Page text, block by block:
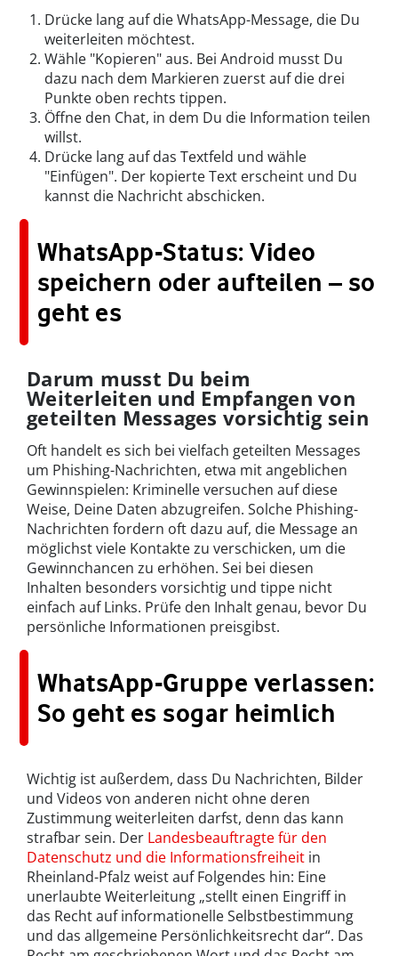
Drücke lang auf die WhatsApp-Message, die Du
weiterleiten möchtest.
Wähle "Kopieren" aus. Bei Android musst Du
dazu nach dem Markieren zuerst auf die drei
Punkte oben rechts tippen.
Öffne den Chat, in dem Du die Information teilen
willst.
Drücke lang auf das Textfeld und wähle
"Einfügen". Der kopierte Text erscheint und Du
kannst die Nachricht abschicken.
WhatsApp-Status: Video
speichern oder aufteilen – so
geht es
Darum musst Du beim
Weiterleiten und Empfangen von
geteilten Messages vorsichtig sein
Oft handelt es sich bei vielfach geteilten Messages
um Phishing-Nachrichten, etwa mit angeblichen
Gewinnspielen: Kriminelle versuchen auf diese
Weise, Deine Daten abzugreifen. Solche Phishing-
Nachrichten fordern oft dazu auf, die Message an
möglichst viele Kontakte zu verschicken, um die
Gewinnchancen zu erhöhen. Sei bei diesen
Inhalten besonders vorsichtig und tippe nicht
einfach auf Links. Prüfe den Inhalt genau, bevor Du
persönliche Informationen preisgibst.
WhatsApp-Gruppe verlassen:
So geht es sogar heimlich
Wichtig ist außerdem, dass Du Nachrichten, Bilder
und Videos von anderen nicht ohne deren
Zustimmung weiterleiten darfst, denn das kann
strafbar sein. Der Landesbeauftragte für den
Datenschutz und die Informationsfreiheit in
Rheinland-Pfalz weist auf Folgendes hin: Eine
unerlaubte Weiterleitung „stellt einen Eingriff in
das Recht auf informationelle Selbstbestimmung
und das allgemeine Persönlichkeitsrecht dar“. Das